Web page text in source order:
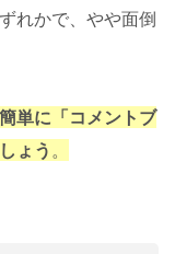
れかで、やや面倒
単に「コメントブ
ょう 。